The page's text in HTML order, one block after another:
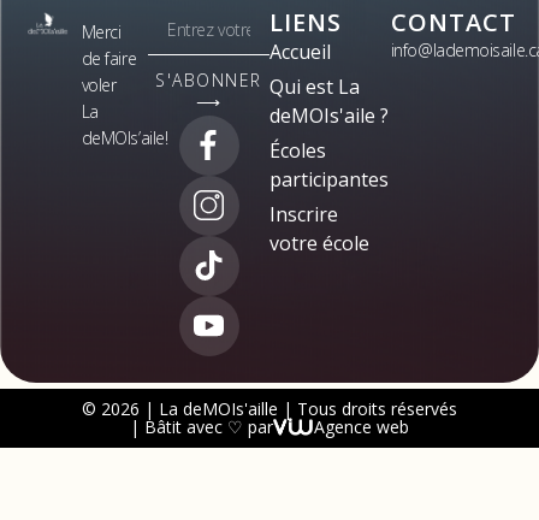
Merci
de faire
voler
La
deMOIs’aile!
S'ABONNER
⟶
LIENS
Accueil
Qui est La
deMOIs'aile ?
Écoles
participantes
Inscrire
votre école
CONTACT
© 2026 | La deMOIs'aille | Tous droits réservés
| Bâtit avec ♡ par Agence web